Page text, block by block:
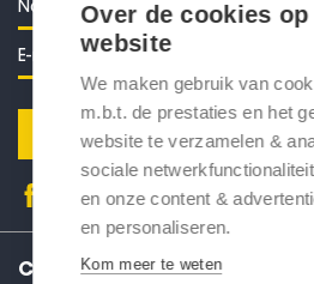
Verstuur
CONTACT
Over de cookies op
website
We maken gebruik van
m.b.t. de prestaties en het
website te verzamelen &
sociale
en onze content &
en personaliseren.
Kom meer te weten